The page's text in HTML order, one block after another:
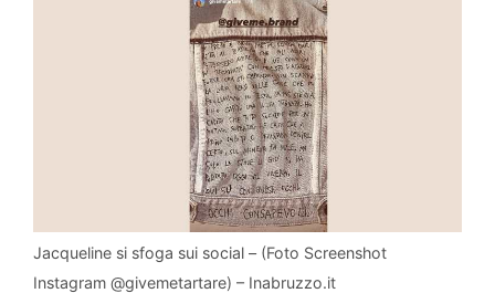
Jacqueline si sfoga sui social – (Foto Screenshot
Instagram @givemetartare) – Inabruzzo.it